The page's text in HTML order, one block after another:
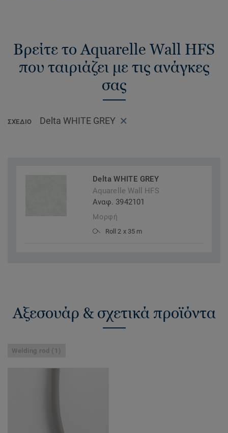
Βρείτε το Aquarelle Wall HFS
που ταιριάζει με τις ανάγκες
σας
ΣΧΈΔΙΟ Delta WHITE GREY
Delta WHITE GREY
Aquarelle Wall HFS
Αναφ. 3942101
Μορφή
Roll 2 x 35 m
Αξεσουάρ & σχετικά προϊόντα
Welding rod (1)